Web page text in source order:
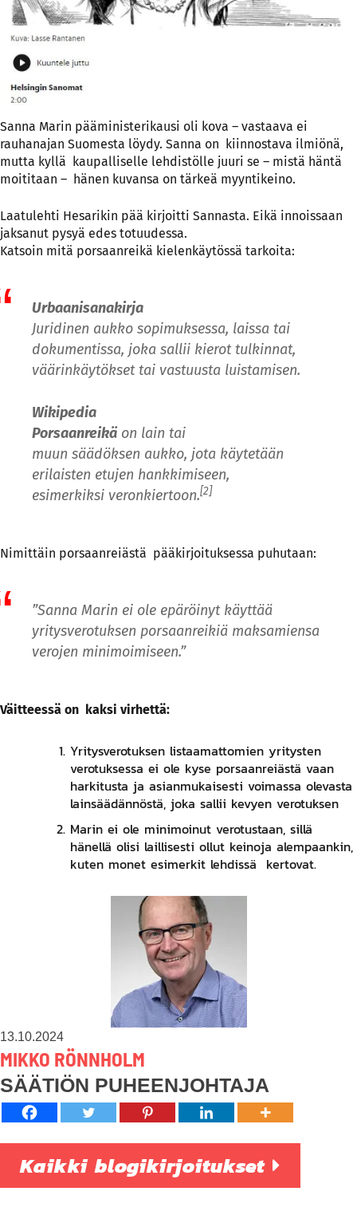
Sanna Marin pääministerikausi oli kova – vastaava ei
rauhanajan Suomesta löydy. Sanna on kiinnostava ilmiönä,
mutta kyllä kaupalliselle lehdistölle juuri se – mistä häntä
moititaan – hänen kuvansa on tärkeä myyntikeino.
Laatulehti Hesarikin pää kirjoitti Sannasta. Eikä innoissaan
jaksanut pysyä edes totuudessa.
Katsoin mitä porsaanreikä kielenkäytössä tarkoita:
Urbaanisanakirja
Juridinen aukko sopimuksessa, laissa tai
dokumentissa, joka sallii kierot tulkinnat,
väärinkäytökset tai vastuusta luistamisen.
Wikipedia
Porsaanreikä on lain tai
muun säädöksen aukko, jota käytetään
erilaisten etujen hankkimiseen,
esimerkiksi veronkiertoon.[2]
Nimittäin porsaanreiästä pääkirjoituksessa puhutaan:
”Sanna Marin ei ole epäröinyt käyttää
yritysverotuksen porsaanreikiä maksamiensa
verojen minimoimiseen.”
Väitteessä on kaksi virhettä:
Yritysverotuksen listaamattomien yritysten
verotuksessa ei ole kyse porsaanreiästä vaan
harkitusta ja asianmukaisesti voimassa olevasta
lainsäädännöstä, joka sallii kevyen verotuksen
Marin ei ole minimoinut verotustaan, sillä
hänellä olisi laillisesti ollut keinoja alempaankin,
kuten monet esimerkit lehdissä kertovat.
13.10.2024
MIKKO RÖNNHOLM
SÄÄTIÖN PUHEENJOHTAJA
Kaikki blogikirjoitukset